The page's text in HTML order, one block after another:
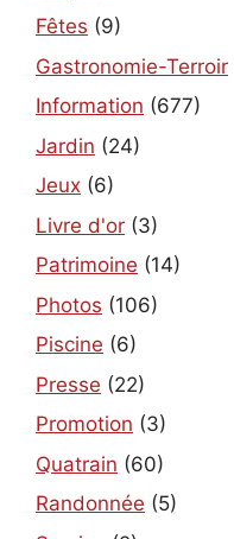
Fêtes (9)
Gastronomie-Terroir
Information (677)
Jardin (24)
Jeux (6)
Livre d'or (3)
Patrimoine (14)
Photos (106)
Piscine (6)
Presse (22)
Promotion (3)
Quatrain (60)
Randonnée (5)